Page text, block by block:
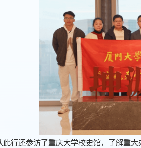
此行还参访了重庆大学校史馆，了解重